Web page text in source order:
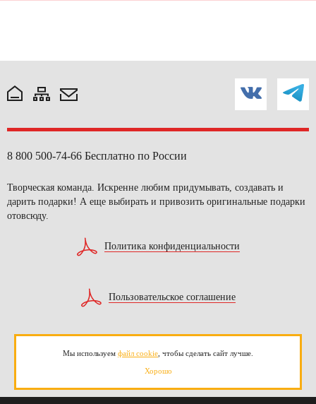
8 800 500-74-66 Бесплатно по России
Творческая команда. Искренне любим придумывать, создавать и
дарить подарки! А еще выбирать и привозить оригинальные подарки
отовсюду.
Политика конфиденциальности
Пользовательское соглашение
Мы используем файл cookie , чтобы сделать сайт лучше.
Хорошо